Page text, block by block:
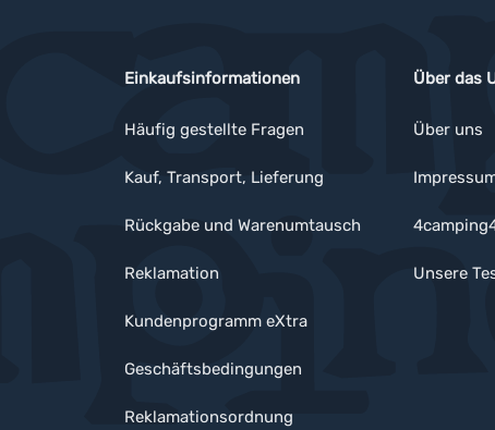
Einkaufsinformationen
Häufig gestellte Fragen
Kauf, Transport, Lieferung
Rückgabe und Warenumtausch
Reklamation
Kundenprogramm eXtra
Geschäftsbedingungen
Reklamationsordnung
Über das
Über uns
Unsere